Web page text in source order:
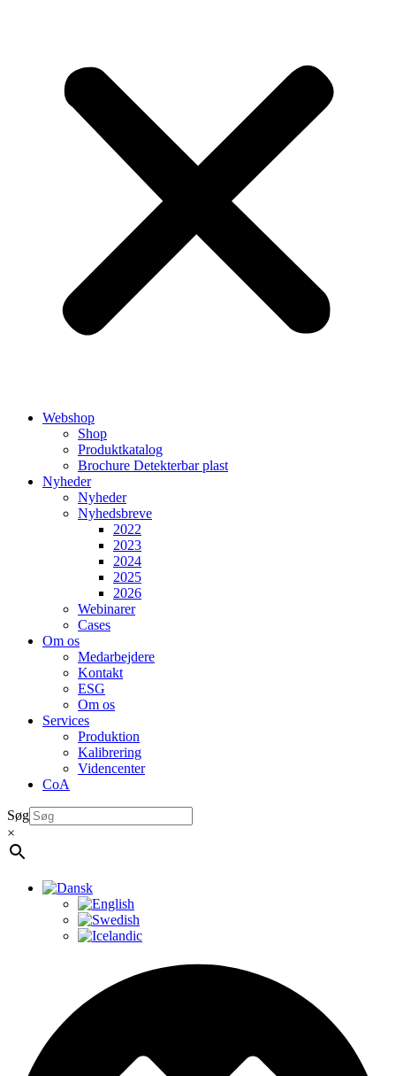
Webshop
Shop
Produktkatalog
Brochure Detekterbar plast
Nyheder
Nyheder
Nyhedsbreve
2022
2023
2024
2025
2026
Webinarer
Cases
Om os
Medarbejdere
Kontakt
ESG
Om os
Services
Produktion
Kalibrering
Videncenter
CoA
Søg
×